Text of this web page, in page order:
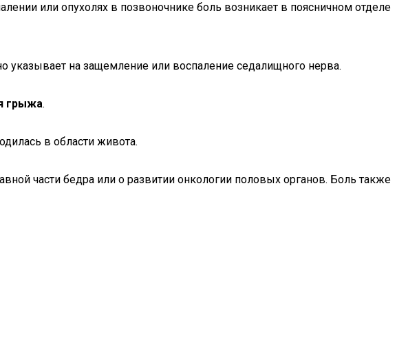
или опухолях в позвоночнике боль возникает в поясничном отделе
указывает на защемление или воспаление седалищного нерва.
грыжа.
в области живота.
части бедра или о развитии онкологии половых органов. Боль также